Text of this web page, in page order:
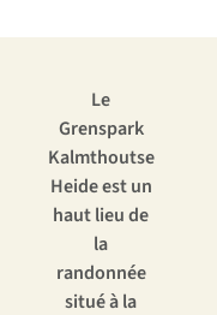
Le
Grenspark
Kalmthoutse
Heide est un
haut lieu de
la
randonnée
situé à la